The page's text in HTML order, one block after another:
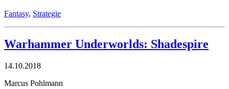
Fantasy, Strategie
Warhammer Underworlds: Shadespire
14.10.2018
Marcus Pohlmann